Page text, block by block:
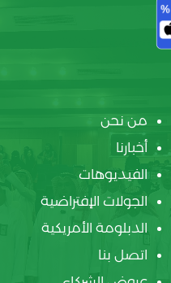
من نحن
أخبارنا
الفيديوهات
الجولات الإفتراضية
الدبلومة الأمريكية
اتصل بنا